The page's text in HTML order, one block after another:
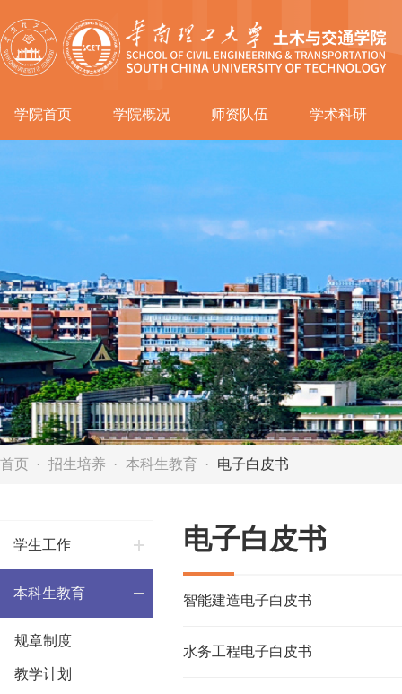
学院首页 学院概况 师资队伍 学术科研
首页 招生培养 本科生教育 电子白皮书
学生工作
本科生教育
规章制度
教学计划
电子白皮书
智能建造电子白皮书
水务工程电子白皮书